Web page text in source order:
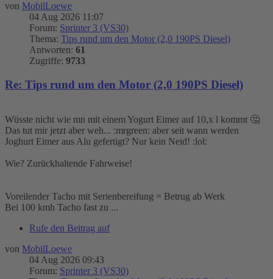
von MobilLoewe
04 Aug 2026 11:07
Forum: Sprinter 3 (VS30)
Thema: Tips rund um den Motor (2,0 190PS Diesel)
Antworten: 61
Zugriffe: 9733
Re: Tips rund um den Motor (2,0 190PS Diesel)
Wüsste nicht wie mn mit einem Yogurt Eimer auf 10,x l kommt 🤔
Das tut mir jetzt aber weh... :mrgreen: aber seit wann werden
Joghurt Eimer aus Alu gefertigt? Nur kein Neid! :lol:
Wie? Zurückhaltende Fahrweise!
Voreilender Tacho mit Serienbereifung = Betrug ab Werk
Bei 100 kmh Tacho fast zu ...
Rufe den Beitrag auf
von MobilLoewe
04 Aug 2026 09:43
Forum: Sprinter 3 (VS30)